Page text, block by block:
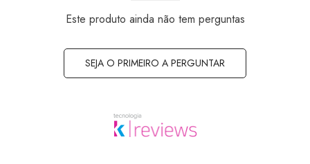
Este produto ainda não tem perguntas
SEJA O PRIMEIRO A PERGUNTAR